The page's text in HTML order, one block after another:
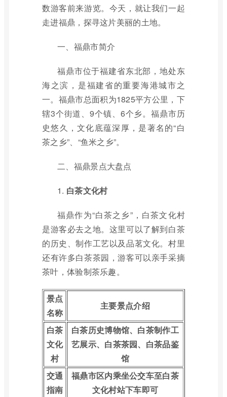
数游客前来游览。今天，就让我们一起
走进福鼎，探寻这片美丽的土地。
一、福鼎市简介
福鼎市位于福建省东北部，地处东
海之滨，是福建省的重要海港城市之
一。福鼎市总面积为1825平方公里，下
辖3个街道、9个镇、6个乡。福鼎市历
史悠久，文化底蕴深厚，是著名的“白
茶之乡”、“鱼米之乡”。
二、福鼎景点大盘点
1. 白茶文化村
福鼎作为“白茶之乡”，白茶文化村
是游客必去之地。这里可以了解到白茶
的历史、制作工艺以及品茗文化。村里
还有许多白茶茶园，游客可以亲手采摘
茶叶，体验制茶乐趣。
景点
名称
主要景点介绍
白茶
文化
村
白茶历史博物馆、白茶制作工
艺展示、白茶茶园、白茶品鉴
馆
交通
指南
福鼎市区内乘坐公交车至白茶
文化村站下车即可